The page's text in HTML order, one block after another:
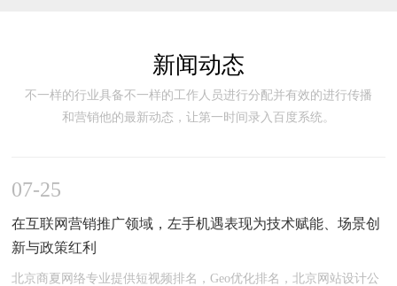
新闻动态
不一样的行业具备不一样的工作人员进行分配并有效的进行传播
和营销他的最新动态，让第一时间录入百度系统。
07-25
在互联网营销推广领域，左手机遇表现为技术赋能、场景创
新与政策红利
北京商夏网络专业提供短视频排名，Geo优化排名，北京网站设计公